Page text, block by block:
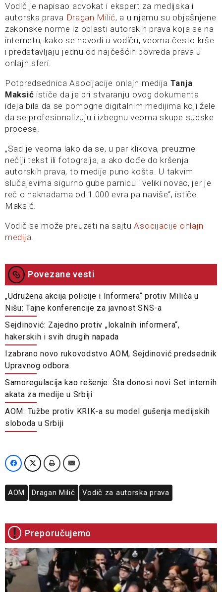
Vodič je napisao advokat i ekspert za medijska i
autorska prava Dragan Milić, a u njemu su objašnjene
zakonske norme iz oblasti autorskih prava koja se na
internetu, kako se navodi u vodiču, veoma često krše
i predstavljaju jednu od najčešćih povreda prava u
onlajn sferi.
Potpredsednica Asocijacije onlajn medija Tanja
Maksić ističe da je pri stvaranju ovog dokumenta
ideja bila da se pomogne digitalnim medijima koji žele
da se profesionalizuju i izbegnu veoma skupe sudske
procese.
„Sad je veoma lako da se, u par klikova, preuzme
nečiji tekst ili fotograija, a ako dođe do kršenja
autorskih prava, to medije puno košta. U takvim
slučajevima sigurno gube parnicu i veliki novac, jer je
reč o naknadama od 1.000 evra pa naviše“, ističe
Maksić.
Vodič se može preuzeti na sajtuAsocijacije onlajn
medija
Povezane vesti
„Udružena akcija policije i Informera“ protiv Milića u
Nišu: Tajne konferencije za javnost SNS-a
Sejdinović: Zajedno protiv „lokalnih informera“,
hakerskih i svih drugih napada
Izabrano novo rukovodstvo AOM, Sejdinović predsednik
Upravnog odbora
Samoregulacija kao rešenje: Šta donosi novi Set internih
akata za medije u Srbiji
AOM: Tužbe protiv KRIK-a su model gušenja medijskih
sloboda u Srbiji
AOM Dragan Milić Vodič za autorska prava
Preporučujemo